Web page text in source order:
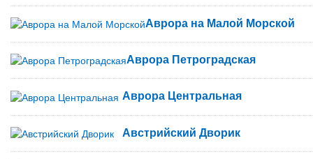
Аврора на Малой Морской
Аврора Петроградская
Аврора Центральная
Австрийский Дворик